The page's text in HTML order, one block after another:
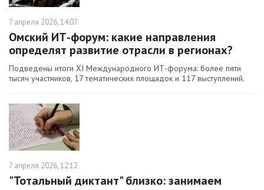
7 апреля 2026, 14:07
Омский ИТ-форум: какие направления
определят развитие отрасли в регионах?
Подведены итоги XI Международного ИТ-форума: более пяти
тысяч участников, 17 тематических площадок и 117 выступлений.
7 апреля 2026, 12:12
"Тотальный диктант" близко: занимаем